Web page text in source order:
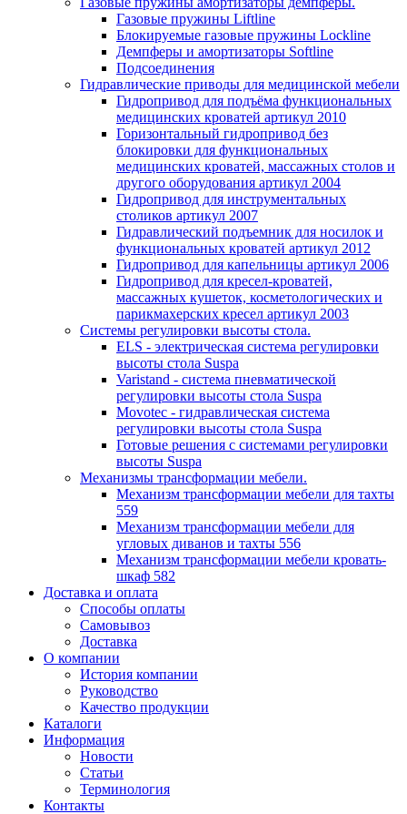
Газовые пружины Liftline
Блокируемые газовые пружины Lockline
Демпферы и амортизаторы Softline
Подсоединения
Гидравлические приводы для медицинской мебели
Гидропривод для подъёма функциональных
медицинских кроватей артикул 2010
Горизонтальный гидропривод без
блокировки для функциональных
медицинских кроватей, массажных столов и
другого оборудования артикул 2004
Гидропривод для инструментальных
столиков артикул 2007
Гидравлический подъемник для носилок и
функциональных кроватей артикул 2012
Гидропривод для капельницы артикул 2006
Гидропривод для кресел-кроватей,
массажных кушеток, косметологических и
парикмахерских кресел артикул 2003
Системы регулировки высоты стола.
ELS - электрическая система регулировки
высоты стола Suspa
Varistand - система пневматической
регулировки высоты стола Suspa
Movotec - гидравлическая система
регулировки высоты стола Suspa
Готовые решения с системами регулировки
высоты Suspa
Механизмы трансформации мебели.
Механизм трансформации мебели для тахты
559
Механизм трансформации мебели для
угловых диванов и тахты 556
Механизм трансформации мебели кровать-
шкаф 582
Доставка и оплата
Способы оплаты
Самовывоз
Доставка
О компании
История компании
Руководство
Качество продукции
Каталоги
Информация
Новости
Статьи
Терминология
Контакты